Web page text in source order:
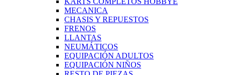
MECANICA
CHASIS Y REPUESTOS
FRENOS
LLANTAS
NEUMÁTICOS
EQUIPACIÓN ADULTOS
EQUIPACIÓN NIÑOS